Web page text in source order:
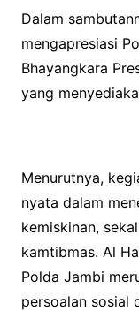
Dalam
mengapresiasi
Bhayangkara
yang
Menurutnya,
nyata dalam
kemiskinan,
kamtibmas. Al
Polda Jambi
persoalan sosial